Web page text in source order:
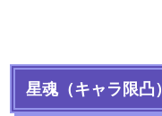
星魂（キャラ限凸）